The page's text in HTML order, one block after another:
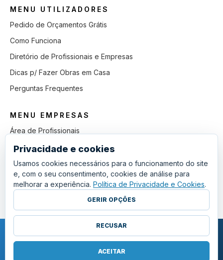
MENU UTILIZADORES
Pedido de Orçamentos Grátis
Como Funciona
Diretório de Profissionais e Empresas
Dicas p/ Fazer Obras em Casa
Perguntas Frequentes
MENU EMPRESAS
Área de Profissionais
Como Funciona
Lista de Pedidos em Aberto
Como Ganhar mais Obras
Perguntas Frequentes
COPYRIGHT © 2011 - 2026 SGSI. TODOS OS DIREITOS RESERVADOS.
POLÍTICA DE PRIVACIDADE E COOKIES
Privacidade e cookies
Usamos cookies necessários para o funcionamento do site
e, com o seu consentimento, cookies de análise para
melhorar a experiência. Política de Privacidade e Cookies.
GERIR OPÇÕES
RECUSAR
ACEITAR